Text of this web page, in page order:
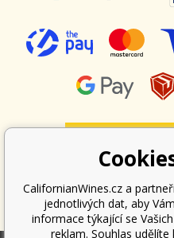
CalifornianWines.cz a
jednotlivých dat, aby
informace týkající se
reklam. Souhlas